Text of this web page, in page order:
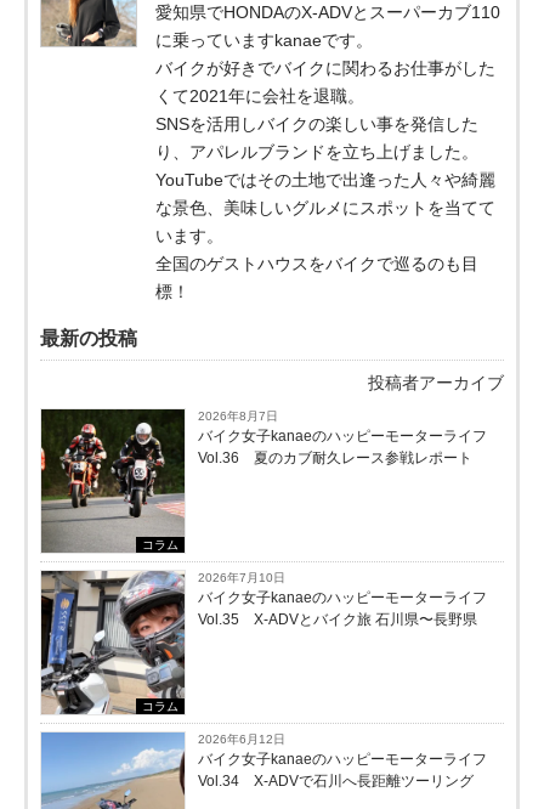
愛知県でHONDAのX-ADVとスーパーカブ110
に乗っていますkanaeです。
バイクが好きでバイクに関わるお仕事がした
くて2021年に会社を退職。
SNSを活用しバイクの楽しい事を発信した
り、アパレルブランドを立ち上げました。
YouTubeではその土地で出逢った人々や綺麗
な景色、美味しいグルメにスポットを当てて
います。
全国のゲストハウスをバイクで巡るのも目
標！
最新の投稿
投稿者アーカイブ
コラム
2026年8月7日
バイク女子kanaeのハッピーモーターライフ
Vol.36 夏のカブ耐久レース参戦レポート
コラム
2026年7月10日
バイク女子kanaeのハッピーモーターライフ
Vol.35 X-ADVとバイク旅 石川県〜長野県
2026年6月12日
バイク女子kanaeのハッピーモーターライフ
Vol.34 X-ADVで石川へ長距離ツーリング